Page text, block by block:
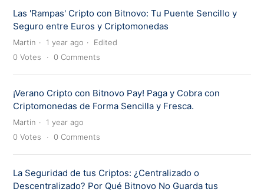
Las 'Rampas' Cripto con Bitnovo: Tu Puente Sencillo y
Seguro entre Euros y Criptomonedas
Martin 1 year ago
Edited
0 Votes 0 Comments
¡Verano Cripto con Bitnovo Pay! Paga y Cobra con
Criptomonedas de Forma Sencilla y Fresca.
Martin
1 year ago
0 Votes 0 Comments
La Seguridad de tus Criptos: ¿Centralizado o
Descentralizado? Por Qué Bitnovo No Guarda tus